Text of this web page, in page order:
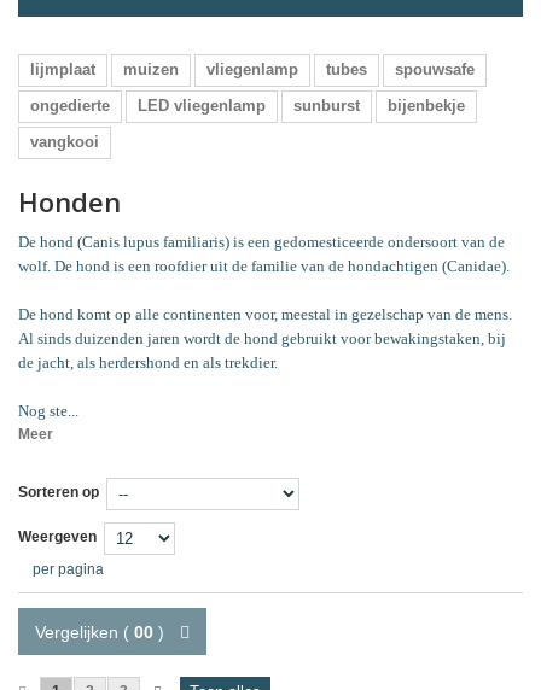
lijmplaat muizen vliegenlamp tubes
spouwsafe
ongedierte
LED vliegenlamp sunburst
bijenbekje
vangkooi
Honden
De hond (Canis lupus familiaris) is een gedomesticeerde ondersoort van de
wolf. De hond is een roofdier uit de familie van de hondachtigen (Canidae).
De hond komt op alle continenten voor, meestal in gezelschap van de mens.
Al sinds duizenden jaren wordt de hond gebruikt voor bewakingstaken, bij
de jacht, als herdershond en als trekdier.
Nog ste...
Meer
Sorteren op
Weergeven
per pagina
Vergelijken ( 00 )